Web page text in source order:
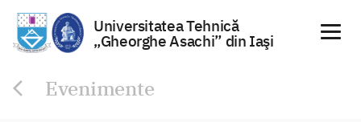
Universitatea Tehnică
„Gheorghe Asachi” din Iaşi
Evenimente